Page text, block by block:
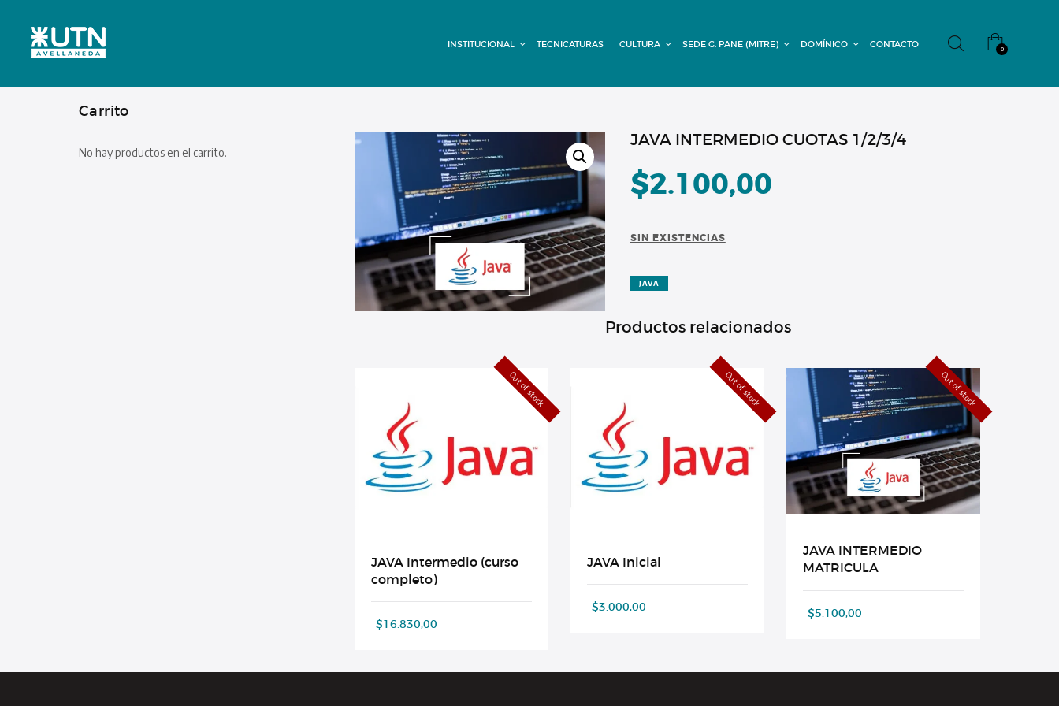
INSTITUCIONAL TECNICATURAS CULTURA SEDE G. PANE (MITRE) DOMÍNICO CONTACTO 0
SEDE G. PANE
(MITRE)
DOMÍNICO
CONTACTO
JAVA INTERMEDIO CUOTAS 1/2/3/4
$2.100,00
SIN EXISTENCIAS
JAVA
Productos relacionados
Out of stock
JAVA Intermedio (curso
completo)
$16.830,00
Out of stock
JAVA Inicial
$3.000,00
Out of stock
JAVA INTERMEDIO
MATRICULA
$5.100,00
Carrito
No hay productos en el carrito.